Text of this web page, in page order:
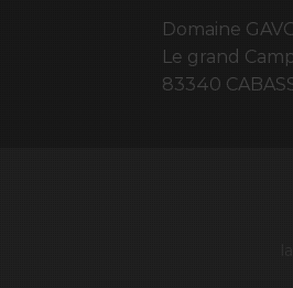
Domaine
Le grand
83340